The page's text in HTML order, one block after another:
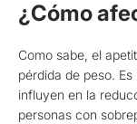
¿Cómo
Como sabe, el
pérdida de peso.
influyen en la
personas con